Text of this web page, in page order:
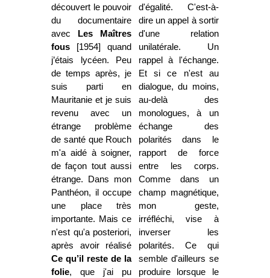
découvert le pouvoir
du documentaire
avec
Les Maîtres
fous
[1954] quand
j’étais lycéen. Peu
de temps après, je
suis parti en
Mauritanie et je suis
revenu avec un
étrange problème
de santé que Rouch
m'a aidé à soigner,
de façon tout aussi
étrange. Dans mon
Panthéon, il occupe
une place très
importante. Mais ce
n'est qu'a posteriori,
après avoir réalisé
Ce qu’il reste de la
folie, que j'ai pu
d'égalité. C'est-à-
dire un appel à sortir
d'une relation
unilatérale. Un
rappel à l'échange.
Et si ce n'est au
dialogue, du moins,
au-delà des
monologues, à un
échange des
polarités dans le
rapport de force
entre les corps.
Comme dans un
champ magnétique,
mon geste,
irréfléchi, vise à
inverser les
polarités. Ce qui
semble d'ailleurs se
produire lorsque le